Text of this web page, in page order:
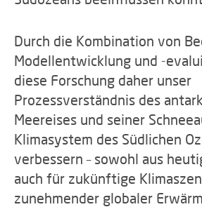
Durch die Kombination von
Modellentwicklung und -
diese Forschung daher unser
Prozessverständnis des
Meereises und seiner
Klimasystem des Südlichen
verbessern – sowohl aus
auch für zukünftige
zunehmender globaler